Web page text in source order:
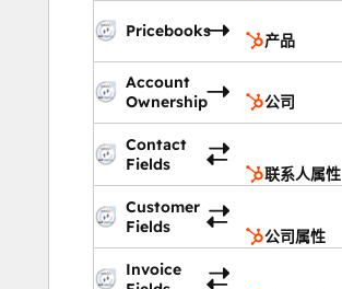
Pricebooks
产品
Account
Ownership
公司
Contact
Fields
联系人属性
Customer
Fields
公司属性
Invoice